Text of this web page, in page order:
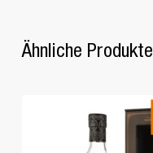
Ähnliche Produkte